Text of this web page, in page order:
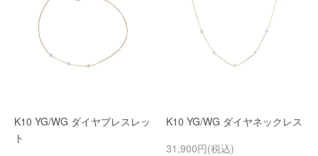
K10 YG/WG ダイヤブレスレッ
ト
K10 YG/WG ダイヤネックレス
31,900円(税込)